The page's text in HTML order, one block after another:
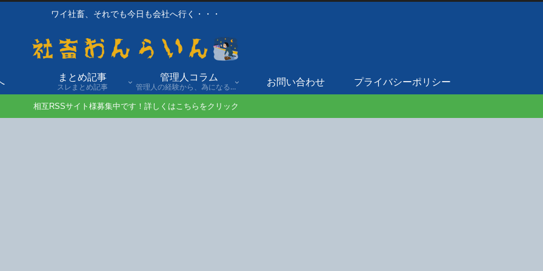
ワイ社畜、それでも今日も会社へ行く・・・
まとめ記事
スレまとめ記事
管理人コラム
管理人の経験から、為になる話や自身の経験談を発信。
お問い合わせ プライバシーポリシー
相互RSSサイト様募集中です！詳しくはこちらをクリック